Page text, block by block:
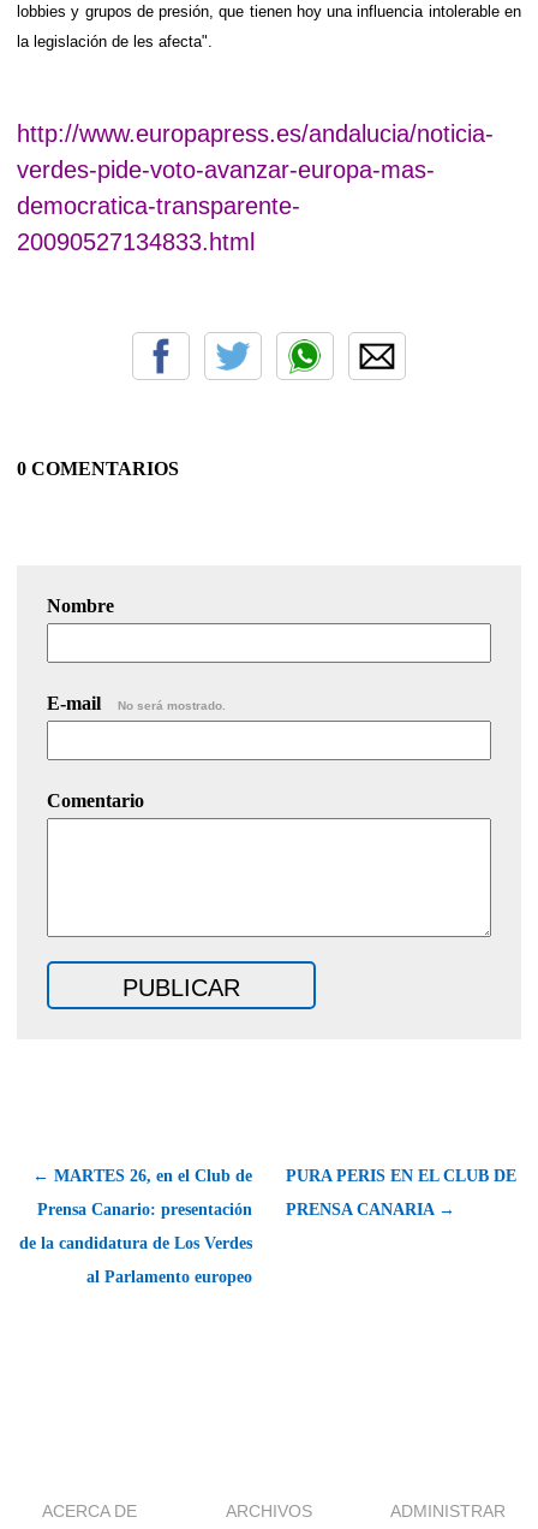
lobbies y grupos de presión, que tienen hoy una influencia intolerable en
la legislación de les afecta".
http://www.europapress.es/andalucia/noticia-
verdes-pide-voto-avanzar-europa-mas-
democratica-transparente-
20090527134833.html
0 COMENTARIOS
Nombre
E-mail No será mostrado.
Comentario
← MARTES 26, en el Club de
Prensa Canario: presentación
de la candidatura de Los Verdes
al Parlamento europeo
PURA PERIS EN EL CLUB DE
PRENSA CANARIA →
ACERCA DE ARCHIVOS ADMINISTRAR